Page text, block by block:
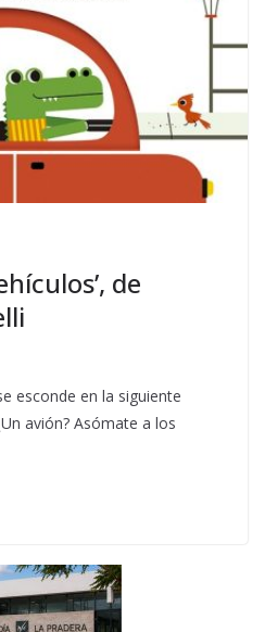
de
esconde en la siguiente
avión? Asómate a los